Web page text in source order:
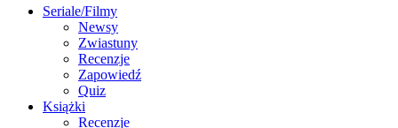
Seriale/Filmy
Newsy
Zwiastuny
Recenzje
Zapowiedź
Quiz
Książki
Recenzje